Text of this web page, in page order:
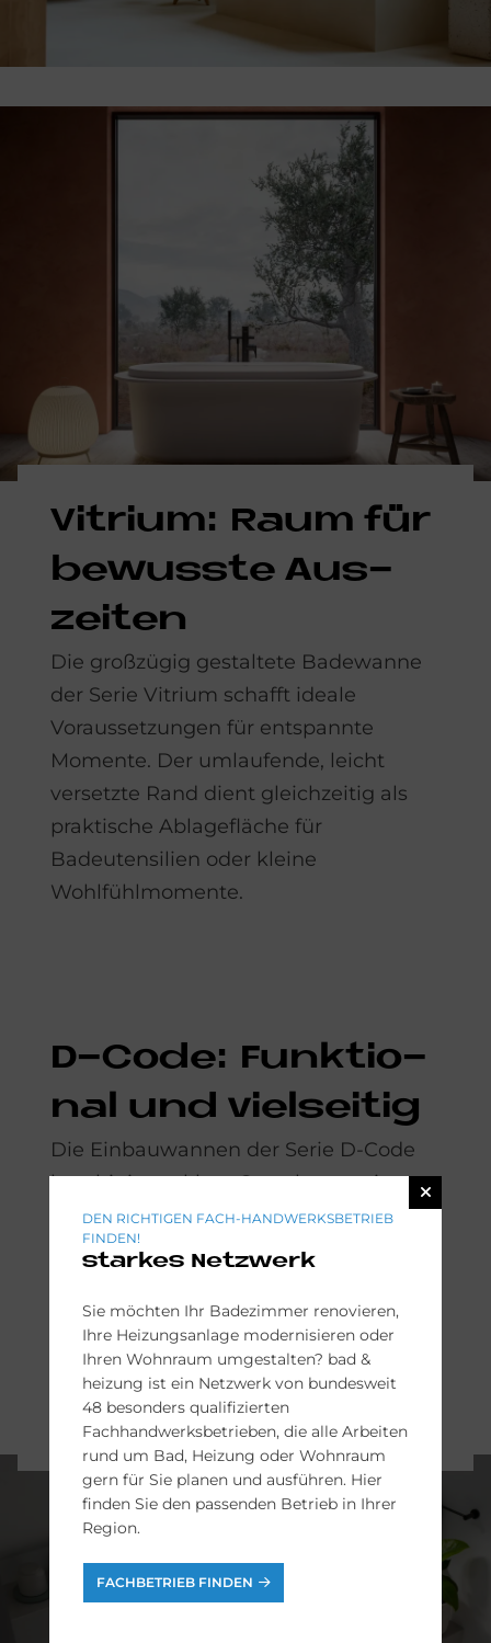
Vi­tri­um: Raum für
be­wusste Aus­
zei­ten
Die großzügig gestaltete Badewanne
der Serie Vitrium schafft ideale
Voraussetzungen für entspannte
Momente. Der umlaufende, leicht
versetzte Rand dient gleichzeitig als
praktische Ablagefläche für
Badeutensilien oder kleine
Wohlfühlmomente.
D-Code: Funk­tio­
nal und viel­sei­tig
Die Einbauwannen der Serie D-Code
kombinieren klare Gestaltung mit
hoher Funktionalität. Die Varianten
reichen von platzsparenden Lösungen
bieten flexible Möglichkeiten für
verschiedenste Badgrößen.
DURAVIT D-CODE-KOLLEKTION
DEN RICHTIGEN FACH-HANDWERKSBETRIEB
FINDEN!
starkes Netzwerk
Sie möchten Ihr Badezimmer renovieren,
Ihre Heizungsanlage modernisieren oder
Ihren Wohnraum umgestalten? bad &
heizung ist ein Netzwerk von bundesweit
48 besonders qualifizierten
Fachhandwerksbetrieben, die alle Arbeiten
rund um Bad, Heizung oder Wohnraum
gern für Sie planen und ausführen. Hier
finden Sie den passenden Betrieb in Ihrer
Region.
FACHBETRIEB FINDEN